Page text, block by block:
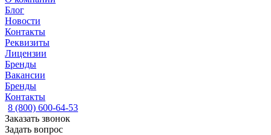
Блог
Новости
Контакты
Реквизиты
Лицензии
Бренды
Вакансии
Бренды
Контакты
8 (800) 600-64-53
Заказать звонок
Задать вопрос